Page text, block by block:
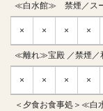
≪白水館≫ 禁煙／スー
× × × ×
≪離れ≫宝殿 ／禁煙／
× × × ×
＜夕食お食事処＞≪白